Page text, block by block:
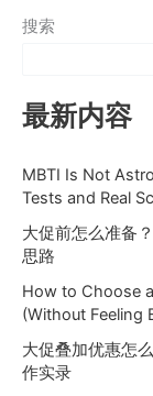
搜索
最新内容
MBTI Is Not
Tests and Real
大促前怎么准备
思路
How to Choose
(Without Feeling
大促叠加优惠怎
作实录